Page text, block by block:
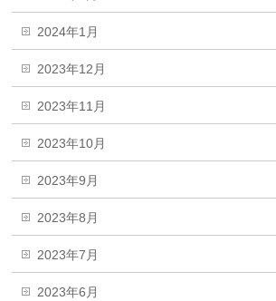
2024年1月
2023年12月
2023年11月
2023年10月
2023年9月
2023年8月
2023年7月
2023年6月